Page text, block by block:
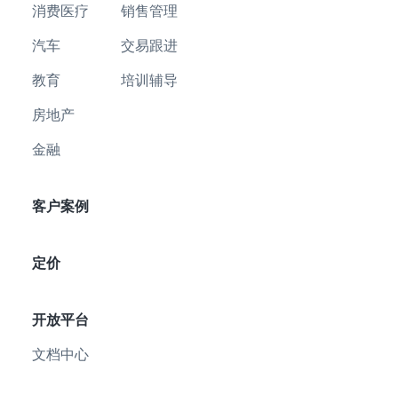
消费医疗
汽车
教育
房地产
金融
销售管理
交易跟进
培训辅导
客户案例
定价
开放平台
文档中心